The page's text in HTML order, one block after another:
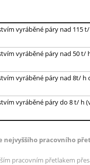
vyráběné páry nad 115
vyráběné páry nad 50
vyráběné páry nad 8t/
vyráběné páry do 8 t/ h
nejvyššího pracovního
pracovním přetlakem